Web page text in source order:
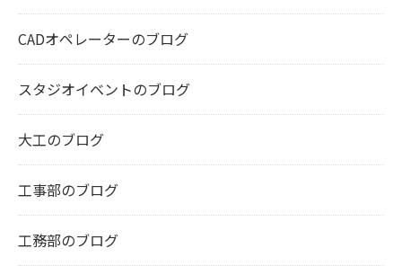
CADオペレーターのブログ
スタジオイベントのブログ
大工のブログ
工事部のブログ
工務部のブログ